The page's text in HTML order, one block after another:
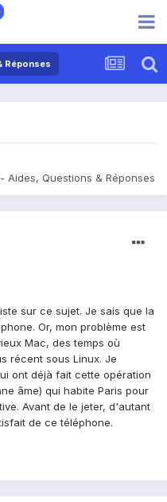
Réponses
Aides, Questions & Réponses
sur ce sujet. Je sais que la
Or, mon problème est
Mac, des temps où
récent sous Linux. Je
ont déjà fait cette opération
âme) qui habite Paris pour
Avant de le jeter, d'autant
de ce téléphone.